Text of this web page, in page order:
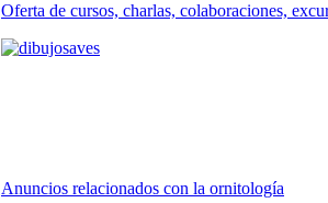
Oferta de cursos, charlas, colaboraciones,
Anuncios relacionados con la ornitología